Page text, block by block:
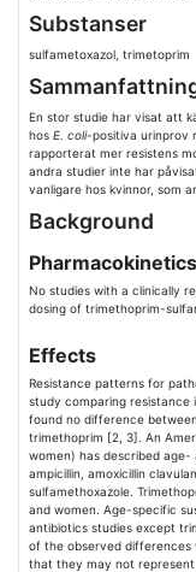
Substanser
sulfametoxazol, trimetoprim
En stor studie har visat att
hos E. coli-positiva urinprov
rapporterat mer resistens
andra studier inte har
vanligare hos kvinnor, som
Background
No studies with a clinically
dosing of trimethoprim-
Effects
Resistance patterns for
study comparing resistance
found no difference
trimethoprim [2, 3]. An
women) has described
ampicillin, amoxicillin
sulfamethoxazole.
and women. Age-specific
antibiotics studies except
of the observed differences
that they may not